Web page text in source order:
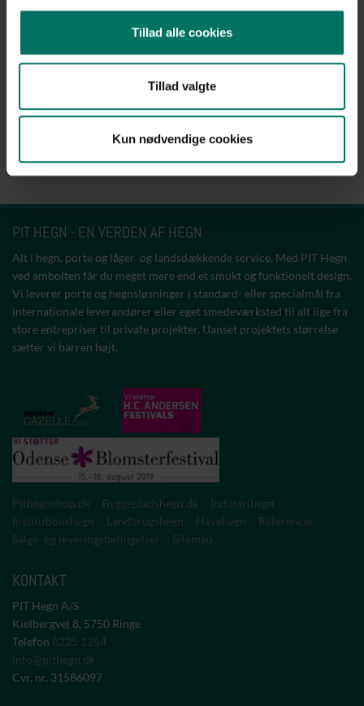
Tillad alle cookies
Tillad valgte
Kun nødvendige cookies
Uanset hvilket hegn vi taler om, skal det stå sikkert og godt. Til
denne løsning har vi valgt at placere hegnet i SF sten.
Se voresgitterhegn
KONTAKT OS
PIT HEGN - EN VERDEN AF HEGN
Alt i hegn, porte og låger og landsdækkende service. Med PIT Hegn
ved ambolten får du meget mere end et smukt og funktionelt design.
Vi leverer porte og hegnsløsninger i standard- eller specialmål fra
internationale leverandører eller eget smedeværksted til alt lige fra
store entrepriser til private projekter. Uanset projektets størrelse
sætter vi barren højt.
Pithegnshop.dk Byggepladshegn.dk
Industrihegn
Institutionshegn
Landbrugshegn Havehegn
Referencer
Salgs- og leveringsbetingelser
Sitemap
KONTAKT
PIT Hegn A/S
Kielbergvej 8, 5750 Ringe
Telefon 6225 1254
info@pithegn.dk
Cvr. nr. 31586097